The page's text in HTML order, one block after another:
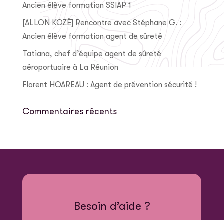
Ancien élève formation SSIAP 1
[ALLON KOZÉ] Rencontre avec Stéphane G. :
Ancien élève formation agent de sûreté
Tatiana, chef d’équipe agent de sûreté
aéroportuaire à La Réunion
Florent HOAREAU : Agent de prévention sécurité !
Commentaires récents
Besoin d’aide ?